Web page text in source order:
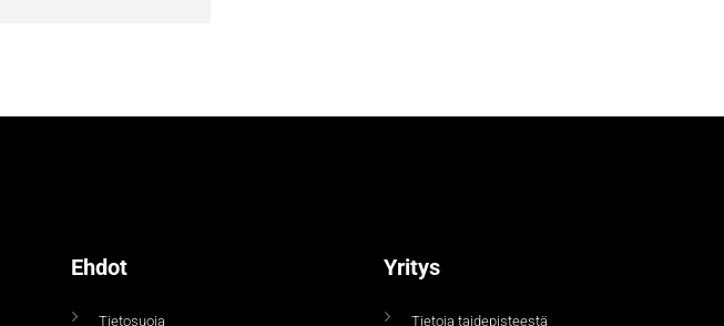
Ehdot
Tietosuoja
Yritys
Tietoja taidepisteestä